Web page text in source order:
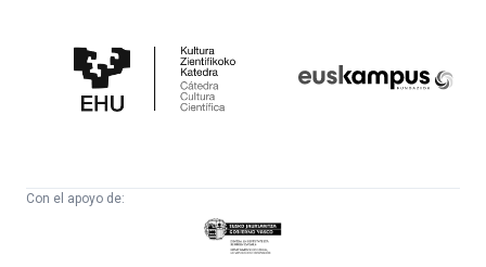
Cultura
Científica
Con el apoyo de:
Eusko
Jaurlaritza